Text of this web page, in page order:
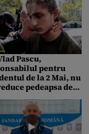
Pascu,
pentru
de la 2 Mai, nu
pedeapsa de
a respins cererile de